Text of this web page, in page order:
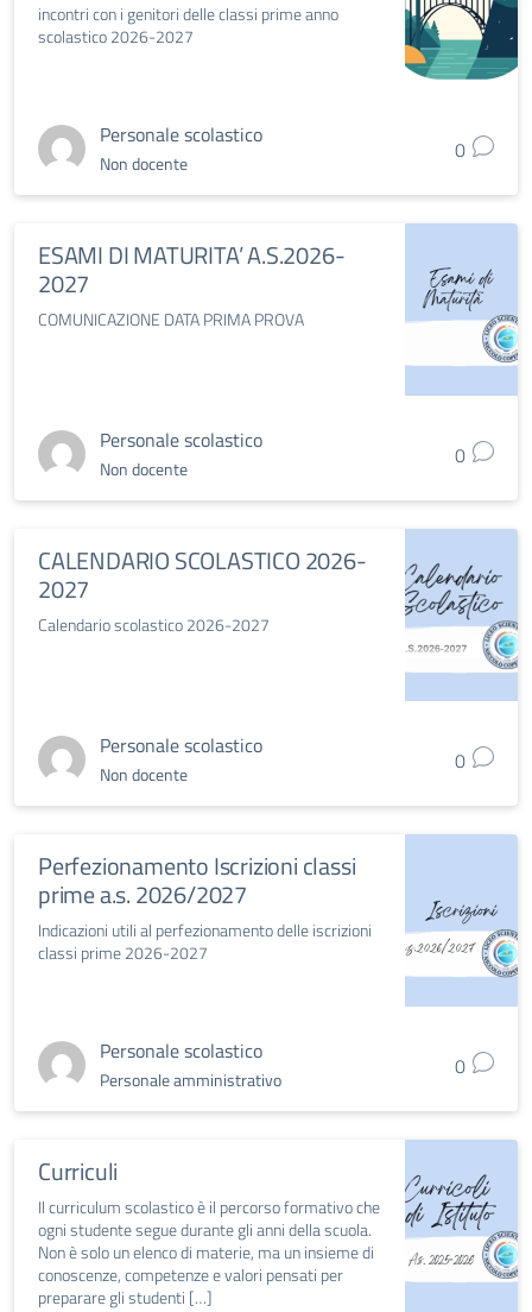
incontri con i genitori delle classi prime anno
scolastico 2026-2027
Personale scolastico
Non docente 0
ESAMI DI MATURITA’ A.S.2026-
2027
COMUNICAZIONE DATA PRIMA PROVA
Personale scolastico
Non docente 0
CALENDARIO SCOLASTICO 2026-
2027
Calendario scolastico 2026-2027
Personale scolastico
Non docente 0
Perfezionamento Iscrizioni classi
prime a.s. 2026/2027
Indicazioni utili al perfezionamento delle iscrizioni
classi prime 2026-2027
Personale scolastico
Personale amministrativo 0
Curriculi
Il curriculum scolastico è il percorso formativo che
ogni studente segue durante gli anni della scuola.
Non è solo un elenco di materie, ma un insieme di
conoscenze, competenze e valori pensati per
preparare gli studenti […]